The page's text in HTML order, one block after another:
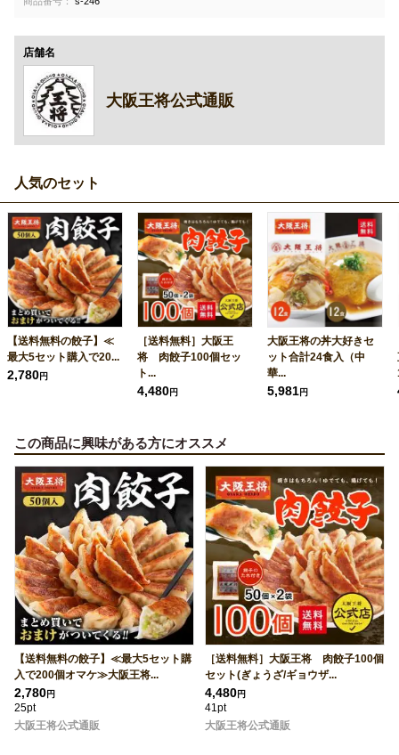
店舗名
大阪王将公式通販
人気のセット
【送料無料の餃子】≪
最大5セット購入で20...
2,780円
［送料無料］大阪王
将 肉餃子100個セッ
ト...
4,480円
大阪王将の丼大好きセ
ット合計24食入（中
華...
5,981円
この商品に興味がある方にオススメ
【送料無料の餃子】≪最大5セット購
入で200個オマケ≫大阪王将...
2,780円
25pt
大阪王将公式通販
［送料無料］大阪王将 肉餃子100個
セット(ぎょうざ/ギョウザ...
4,480円
41pt
大阪王将公式通販